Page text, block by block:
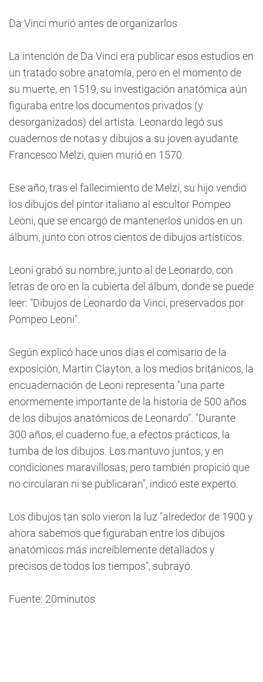
Da Vinci murió antes de organizarlos
La intención de Da Vinci era publicar esos estudios en
un tratado sobre anatomía, pero en el momento de
su muerte, en 1519, su investigación anatómica aún
figuraba entre los documentos privados (y
desorganizados) del artista. Leonardo legó sus
cuadernos de notas y dibujos a su joven ayudante
Francesco Melzi, quien murió en 1570.
Ese año, tras el fallecimiento de Melzi, su hijo vendió
los dibujos del pintor italiano al escultor Pompeo
Leoni, que se encargó de mantenerlos unidos en un
álbum, junto con otros cientos de dibujos artísticos.
Leoni grabó su nombre, junto al de Leonardo, con
letras de oro en la cubierta del álbum, donde se puede
leer: "Dibujos de Leonardo da Vinci, preservados por
Pompeo Leoni".
Según explicó hace unos días el comisario de la
exposición, Martin Clayton, a los medios británicos, la
encuadernación de Leoni representa "una parte
enormemente importante de la historia de 500 años
de los dibujos anatómicos de Leonardo". "Durante
300 años, el cuaderno fue, a efectos prácticos, la
tumba de los dibujos. Los mantuvo juntos, y en
condiciones maravillosas, pero también propició que
no circularan ni se publicaran", indicó este experto.
Los dibujos tan solo vieron la luz "alrededor de 1900 y
ahora sabemos que figuraban entre los dibujos
anatómicos más increíblemente detallados y
precisos de todos los tiempos", subrayó.
Fuente: 20minutos